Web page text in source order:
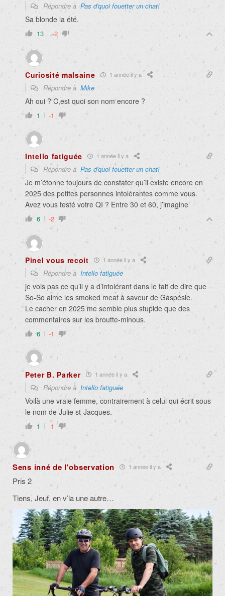
Répondre àPas d'quoi fouetter un chat!
Sa blonde la été.
13 -2
Curiosité malsaine 1 année il y a
Répondre à Mike
Ah oui ? C,est quoi son nom encore ?
1 -1
Intello fatiguée 1 année il y a
Répondre à Pas d'quoi fouetter un chat!
Je m’étonne toujours de constater qu’il existe encore en
2025 des petites personnes intolérantes comme vous.
Avez vous testé votre QI ? Entre 30 et 60, j’imagine
6 -2
Pinel vous recoit 1 année il y a
Répondre à Intello fatiguée
je vois pas ce qu’il y a d’intolérant dans le fait de dire que
So-So aime les smoked meat à saveur de Gaspésie.
Le cacher en 2025 me semble plus stupide que des
commentaires sur les broutte-minous.
6 -1
Peter B. Parker 1 année il y a
Répondre à Intello fatiguée
Voilà une vraie femme, contrairement à celui qui écrit sous
le nom de Julie st-Jacques.
1 -1
Sens inné de l'observation 1 année il y a
Pris 2
Tiens, Jeuf, en v’la une autre…